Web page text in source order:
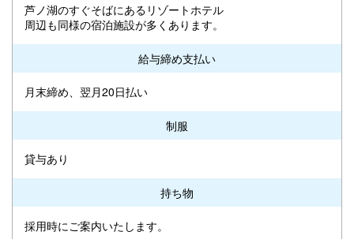
芦ノ湖のすぐそばにあるリゾートホテル
周辺も同様の宿泊施設が多くあります。
給与締め支払い
月末締め、翌月20日払い
制服
貸与あり
持ち物
採用時にご案内いたします。